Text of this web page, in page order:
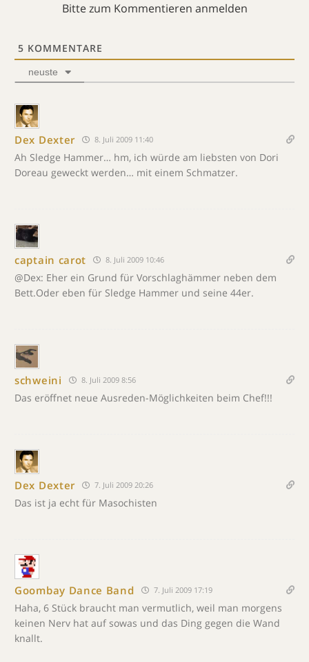
Bitte zum Kommentieren anmelden
5 KOMMENTARE
neuste
Dex Dexter 8. Juli 2009 11:40
Ah Sledge Hammer… hm, ich würde am liebsten von Dori
Doreau geweckt werden… mit einem Schmatzer.
captain carot 8. Juli 2009 10:46
@Dex: Eher ein Grund für Vorschlaghämmer neben dem
Bett.Oder eben für Sledge Hammer und seine 44er.
schweini 8. Juli 2009 8:56
Das eröffnet neue Ausreden-Möglichkeiten beim Chef!!!
Dex Dexter 7. Juli 2009 20:26
Das ist ja echt für Masochisten
Goombay Dance Band 7. Juli 2009 17:19
Haha, 6 Stück braucht man vermutlich, weil man morgens
keinen Nerv hat auf sowas und das Ding gegen die Wand
knallt.